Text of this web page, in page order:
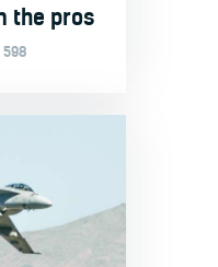
the pros
598